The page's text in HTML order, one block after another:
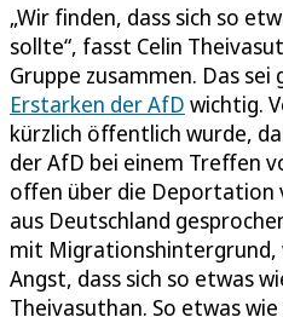
„Wir finden, dass sich so
sollte“, fasst Celin
Gruppe zusammen. Das
Erstarken der AfD wichtig.
kürzlich öffentlich wurde,
der AfD bei einem Treffen
offen über die Deportation
aus Deutschland
mit Migrationshintergrund,
Angst, dass sich so etwas
Theivasuthan. So etwas